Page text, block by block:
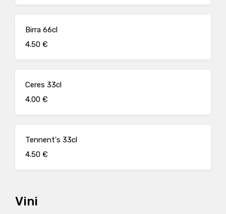
Birra 66cl
4.50 €
Ceres 33cl
4.00 €
Tennent's 33cl
4.50 €
Vini